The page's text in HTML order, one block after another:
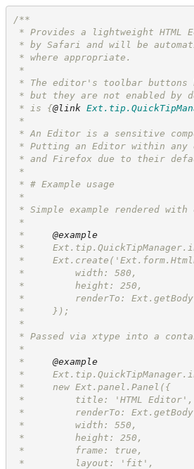
/**
* Provides a lightweight HTML
* by Safari and will be
* where appropriate.
*
* The editor's toolbar buttons
* but they are not enabled by
* is {@link
*
* An Editor is a sensitive
* Putting an Editor within any
* and Firefox due to their
*
* # Example usage
*
* Simple example rendered
*
* @example
*
*
*         width: 580,
*         height: 250,
*         renderTo:
*     });
*
* Passed via xtype into a
*
* @example
*
*     new Ext.panel.Panel({
*         title: 'HTML Editor',
*         renderTo:
*         width: 550,
*         height: 250,
*         frame: true,
*         layout: 'fit',